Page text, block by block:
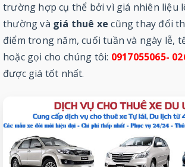
trường hợp cụ thể bởi vì giá nhiên liệu
thường và giá thuê xecũng thay đổi
điểm trong năm, cuối tuần và ngày lễ,
hoặc gọi cho chúng tôi: 0917055065-
được giá tốt nhất.